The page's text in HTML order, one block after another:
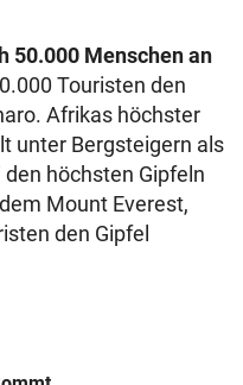
50.000 Menschen an
Touristen den
Afrikas höchster
unter Bergsteigern als
höchsten Gipfeln
Mount Everest,
den Gipfel